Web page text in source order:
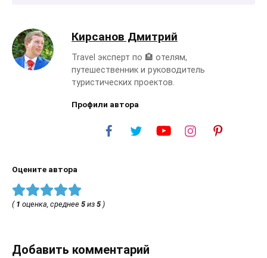
Кирсанов Дмитрий
Travel эксперт по 🏨 отелям,
путешественник и руководитель
туристических проектов.
Профили автора
Оцените автора
( 1 оценка, среднее 5 из 5 )
Добавить комментарий